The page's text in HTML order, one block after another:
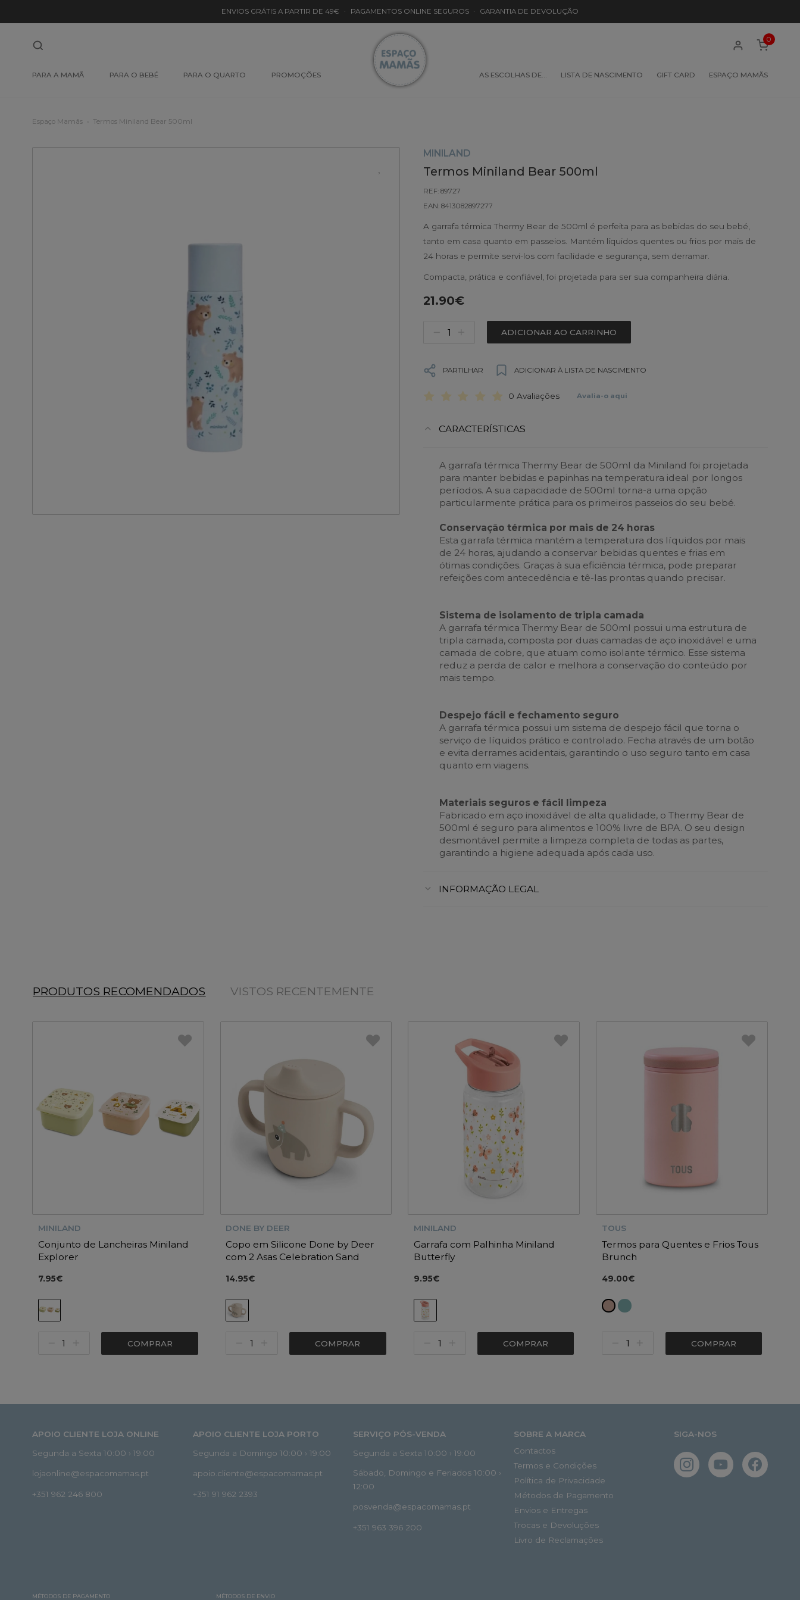
ENVIOS GRÁTIS A PARTIR DE 49€ · PAGAMENTOS ONLINE SEGUROS · GARANTIA DE DEVOLUÇÃO
PARA A MAMÃ PARA O BEBÉ PARA O QUARTO PROMOÇÕES AS ESCOLHAS DE… LISTA DE NASCIMENTO GIFT CARD ESPAÇO MAMÃS
0
Espaço Mamãs Termos Miniland Bear 500ml
MINILAND
Termos Miniland Bear 500ml
REF: 89727
EAN: 8413082897277
A garrafa térmica Thermy Bear de 500ml é perfeita para as bebidas do seu bebé,
tanto em casa quanto em passeios. Mantém líquidos quentes ou frios por mais de
24 horas e permite servi-los com facilidade e segurança, sem derramar.
Compacta, prática e confiável, foi projetada para ser sua companheira diária.
21.90€
ADICIONAR AO CARRINHO
PARTILHAR ADICIONAR À LISTA DE NASCIMENTO
0 Avaliações Avalia-o aqui
CARACTERÍSTICAS
A garrafa térmica Thermy Bear de 500ml da Miniland foi projetada
para manter bebidas e papinhas na temperatura ideal por longos
períodos. A sua capacidade de 500ml torna-a uma opção
particularmente prática para os primeiros passeios do seu bebé.
Conservação térmica por mais de 24 horas
Esta garrafa térmica mantém a temperatura dos líquidos por mais
de 24 horas, ajudando a conservar bebidas quentes e frias em
ótimas condições. Graças à sua eficiência térmica, pode preparar
refeições com antecedência e tê-las prontas quando precisar.
Sistema de isolamento de tripla camada
A garrafa térmica Thermy Bear de 500ml possui uma estrutura de
tripla camada, composta por duas camadas de aço inoxidável e uma
camada de cobre, que atuam como isolante térmico. Esse sistema
reduz a perda de calor e melhora a conservação do conteúdo por
mais tempo.
Despejo fácil e fechamento seguro
A garrafa térmica possui um sistema de despejo fácil que torna o
serviço de líquidos prático e controlado. Fecha através de um botão
e evita derrames acidentais, garantindo o uso seguro tanto em casa
quanto em viagens.
Materiais seguros e fácil limpeza
Fabricado em aço inoxidável de alta qualidade, o Thermy Bear de
500ml é seguro para alimentos e 100% livre de BPA. O seu design
desmontável permite a limpeza completa de todas as partes,
garantindo a higiene adequada após cada uso.
INFORMAÇÃO LEGAL
PRODUTOS RECOMENDADOS VISTOS RECENTEMENTE
MINILAND
Conjunto de Lancheiras Miniland
Explorer
7.95€
COMPRAR
DONE BY DEER
Copo em Silicone Done by Deer
com 2 Asas Celebration Sand
14.95€
COMPRAR
MINILAND
Garrafa com Palhinha Miniland
Butterfly
9.95€
COMPRAR
TOUS
Termos para Quentes e Frios Tous
Brunch
49.00€
COMPRAR
APOIO CLIENTE LOJA ONLINE
Segunda a Sexta 10:00 › 19:00
lojaonline@espacomamas.pt
+351 962 246 800
APOIO CLIENTE LOJA PORTO
Segunda a Domingo 10:00 › 19:00
apoio.cliente@espacomamas.pt
+351 91 962 2393
SERVIÇO PÓS-VENDA
Segunda a Sexta 10:00 › 19:00
Sábado, Domingo e Feriados 10:00 ›
12:00
posvenda@espacomamas.pt
+351 963 396 200
SOBRE A MARCA
Contactos
Termos e Condições
Política de Privacidade
Métodos de Pagamento
Envios e Entregas
Trocas e Devoluções
Livro de Reclamações
SIGA-NOS
MÉTODOS DE PAGAMENTO MÉTODOS DE ENVIO